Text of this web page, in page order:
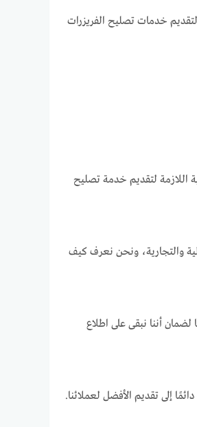
لتقديم خدمات تصليح الفريزرات
اللازمة لتقديم خدمة تصليح
والتجارية، ونحن نعرف كيف
أننا نبقى على اطلاع
إلى تقديم الأفضل لعملائنا.